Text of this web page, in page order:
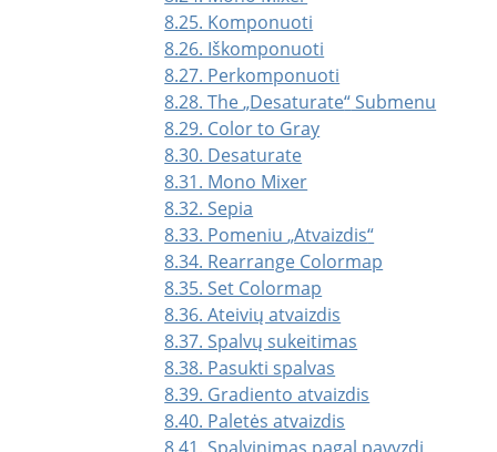
8.25. Komponuoti
8.26. Iškomponuoti
8.27. Perkomponuoti
8.28. The„Desaturate“Submenu
8.29. Color to Gray
8.30. Desaturate
8.31. Mono Mixer
8.32. Sepia
8.33. Pomeniu„Atvaizdis“
8.34. Rearrange Colormap
8.35. Set Colormap
8.36. Ateivių atvaizdis
8.37. Spalvų sukeitimas
8.38. Pasukti spalvas
8.39. Gradiento atvaizdis
8.40. Paletės atvaizdis